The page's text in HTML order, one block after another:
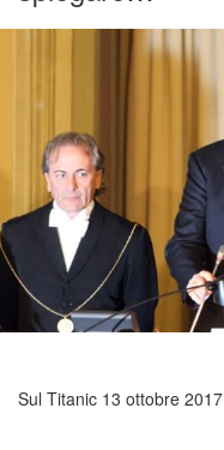
Sul Titanic 13 ottobre 2017